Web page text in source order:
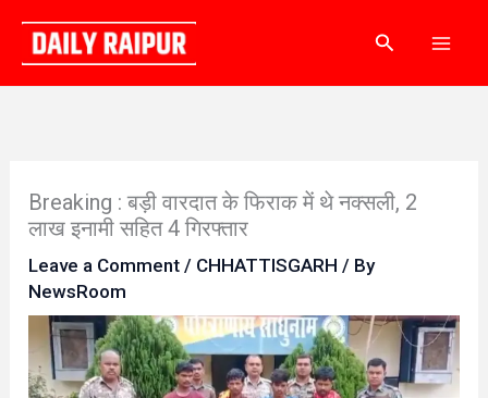
content
Search
Breaking : बड़ी वारदात के फिराक में थे नक्सली, 2
लाख इनामी सहित 4 गिरफ्तार
Leave a Comment / CHHATTISGARH / By
NewsRoom